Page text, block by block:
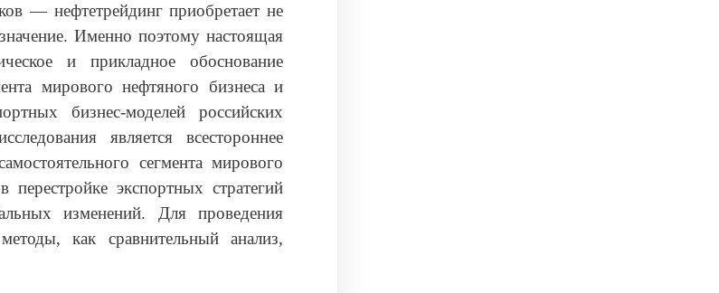
— нефтетрейдинг приобретает не
Именно поэтому настоящая
и прикладное обоснование
мирового нефтяного бизнеса и
бизнес-моделей российских
является всестороннее
сегмента мирового
экспортных стратегий
изменений. Для проведения
как сравнительный анализ,